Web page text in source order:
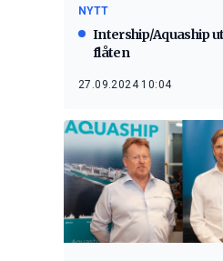
NYTT
Intership/Aquaship
flåten
27.09.2024 10:04